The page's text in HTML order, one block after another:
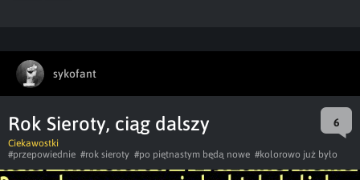
sykofant
Rok Sieroty, ciąg dalszy 6
Ciekawostki
#przepowiednie #rok sieroty #po piętnastym będą nowe #kolorowo już było